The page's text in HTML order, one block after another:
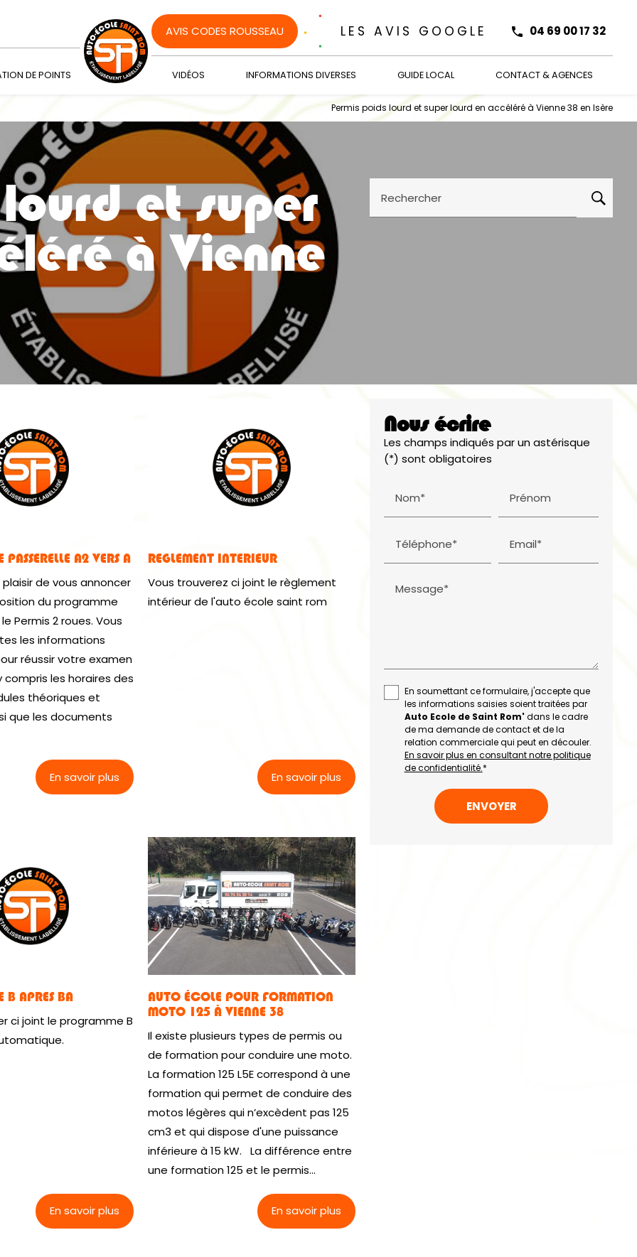
DE POINTS
AVIS CODES ROUSSEAU LES AVIS GOOGLE 04 69 00 17 32
VIDÉOS INFORMATIONS DIVERSES GUIDE LOCAL CONTACT & AGENCES
Permis poids lourd et super lourd en accéléré à Vienne 38 en Isère
et super
à Vienne
Rechercher
A2 VERS A
de vous annoncer
du programme
Permis 2 roues. Vous
les informations
réussir votre examen
les horaires des
théoriques et
que les documents
En savoir plus
REGLEMENT INTERIEUR
Vous trouverez ci joint le règlement
intérieur de l'auto école saint rom
En savoir plus
B APRES BA
ci joint le programme B
En savoir plus
AUTO ÉCOLE POUR FORMATION
MOTO 125 À VIENNE 38
Il existe plusieurs types de permis ou
de formation pour conduire une moto.
La formation 125 L5E correspond à une
formation qui permet de conduire des
motos légères qui n’excèdent pas 125
cm3 et qui dispose d'une puissance
inférieure à 15 kW. La différence entre
une formation 125 et le permis...
En savoir plus
Nous écrire
Les champs indiqués par un astérisque
(*) sont obligatoires
Nom* Prénom
Téléphone* Email*
Message*
En soumettant ce formulaire, j'accepte que
les informations saisies soient traitées par
Auto Ecole de Saint Rom'dans le cadre
de ma demande de contact et de la
relation commerciale qui peut en découler.
En savoir plus en consultant notre politique
de confidentialité.*